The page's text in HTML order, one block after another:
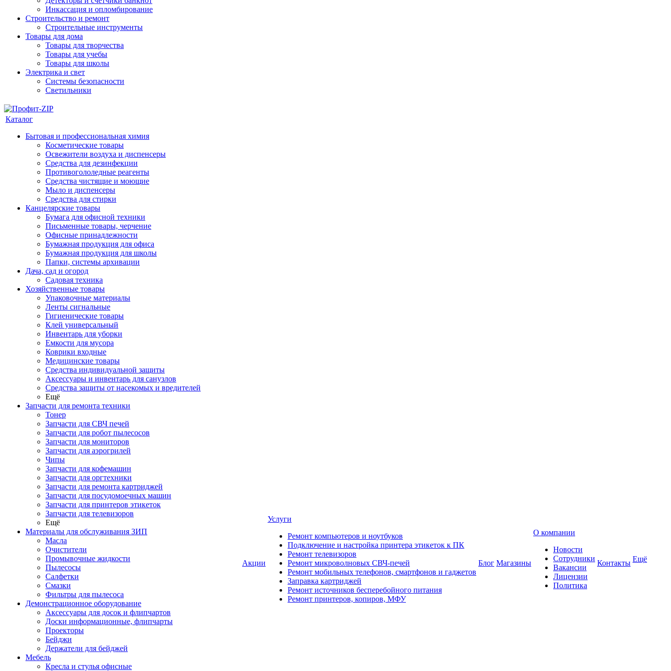
Инкассация и опломбирование
Строительство и ремонт
Строительные инструменты
Товары для дома
Товары для творчества
Товары для учебы
Товары для школы
Электрика и свет
Системы безопасности
Светильники
Каталог
Бытовая и профессиональная химия
Косметические товары
Освежители воздуха и диспенсеры
Средства для дезинфекции
Противогололедные реагенты
Средства чистящие и моющие
Мыло и диспенсеры
Средства для стирки
Канцелярские товары
Бумага для офисной техники
Письменные товары, черчение
Офисные принадлежности
Бумажная продукция для офиса
Бумажная продукция для школы
Папки, системы архивации
Дача, сад и огород
Садовая техника
Хозяйственные товары
Упаковочные материалы
Ленты сигнальные
Гигиенические товары
Клей универсальный
Инвентарь для уборки
Емкости для мусора
Коврики входные
Медицинские товары
Средства индивидуальной защиты
Аксессуары и инвентарь для санузлов
Средства защиты от насекомых и вредителей
Ещё
Запчасти для ремонта техники
Тонер
Запчасти для СВЧ печей
Запчасти для робот пылесосов
Запчасти для мониторов
Запчасти для аэрогрилей
Чипы
Запчасти для кофемашин
Запчасти для оргтехники
Запчасти для ремонта картриджей
Запчасти для посудомоечных машин
Запчасти для принтеров этикеток
Запчасти для телевизоров
Ещё
Материалы для обслуживания ЗИП
Масла
Очистители
Промывочные жидкости
Пылесосы
Салфетки
Смазки
Фильтры для пылесоса
Демонстрационное оборудование
Аксессуары для досок и флипчартов
Доски информационные, флипчарты
Проекторы
Бейджи
Держатели для бейджей
Мебель
Кресла и стулья офисные
Акции
Услуги
Ремонт компьютеров и ноутбуков
Подключение и настройка принтера этикеток к ПК
Ремонт телевизоров
Ремонт микроволновых СВЧ-печей
Ремонт мобильных телефонов, смартфонов и гаджетов
Заправка картриджей
Ремонт источников бесперебойного питания
Ремонт принтеров, копиров, МФУ
Блог Магазины
О компании
Новости
Сотрудники
Вакансии
Лицензии
Политика
Контакты Ещё